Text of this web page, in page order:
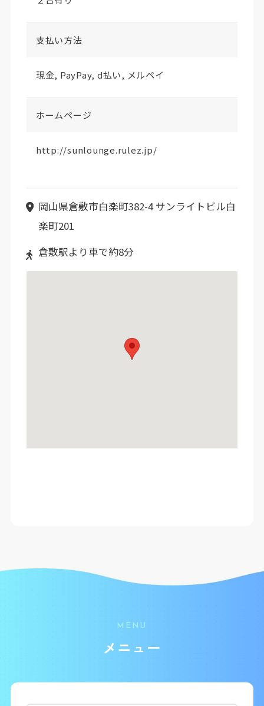
支払い方法
現金, PayPay, d払い, メルペイ
ホームページ
http://sunlounge.rulez.jp/
岡山県倉敷市白楽町382-4 サンライトビル白
楽町201
倉敷駅より車で約8分
MENU
メニュー